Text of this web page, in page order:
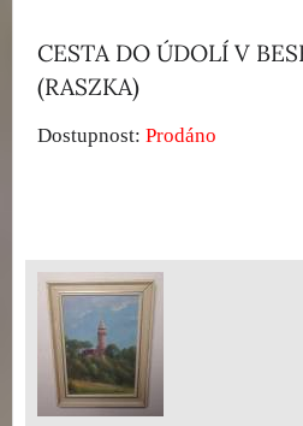
CESTA DO ÚDOLÍ V
(RASZKA)
Dostupnost: Prodáno